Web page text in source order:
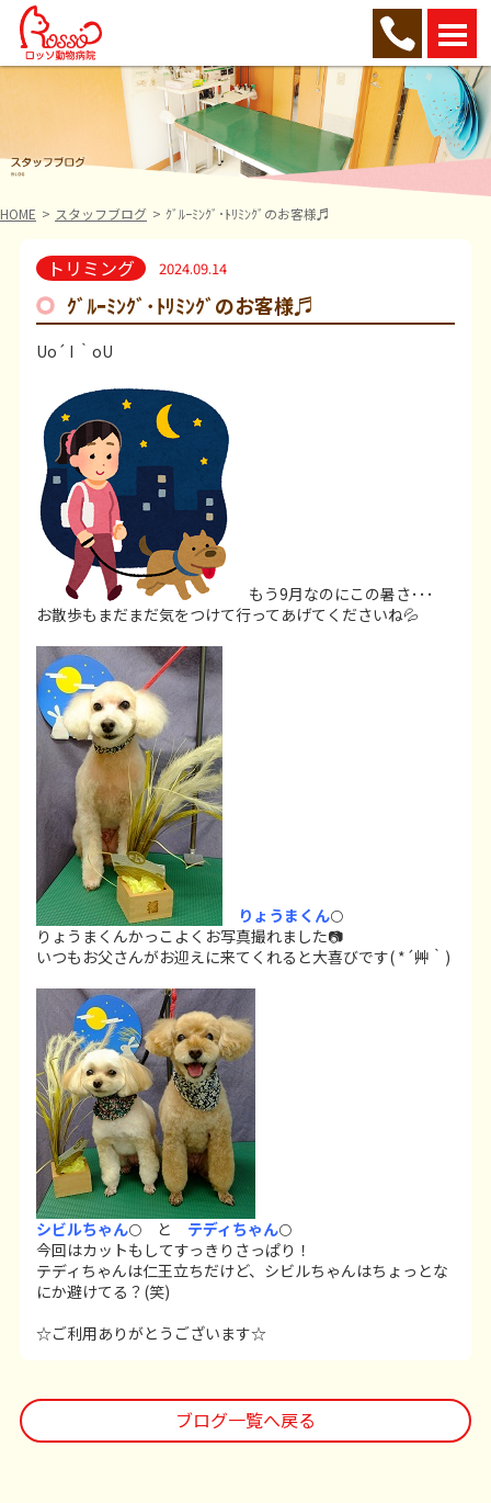
HOME スタッフブログ ｸﾞﾙｰﾐﾝｸﾞ･ﾄﾘﾐﾝｸﾞのお客様♬
トリミング 2024.09.14
ｸﾞﾙｰﾐﾝｸﾞ･ﾄﾘﾐﾝｸﾞのお客様♬
Uo´ I ｀oU
もう9月なのにこの暑さ･･･
お散歩もまだまだ気をつけて行ってあげてくださいね💦
りょうまくん🌕
りょうまくんかっこよくお写真撮れました📷
いつもお父さんがお迎えに来てくれると大喜びです( *´艸｀)
シビルちゃん🌕 と テディちゃん🌕
今回はカットもしてすっきりさっぱり！
テディちゃんは仁王立ちだけど、シビルちゃんはちょっとな
にか避けてる？(笑)
☆ご利用ありがとうございます☆
ブログ一覧へ戻る